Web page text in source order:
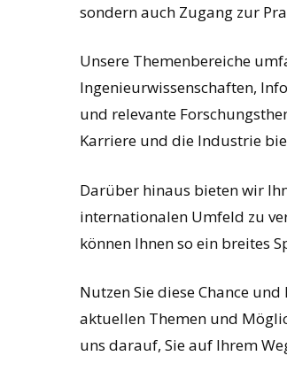
sondern auch Zugang zur
Unsere Themenbereiche
Ingenieurwissenschaften,
und relevante
Karriere und die Industrie
Darüber hinaus bieten wir
internationalen Umfeld zu
können Ihnen so ein breites
Nutzen Sie diese Chance
aktuellen Themen und
uns darauf, Sie auf Ihrem